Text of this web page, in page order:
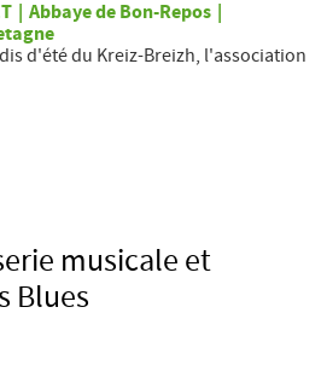
Abbaye de Bon-Repos
d'été du Kreiz-Breizh, l'association
musicale et
Blues